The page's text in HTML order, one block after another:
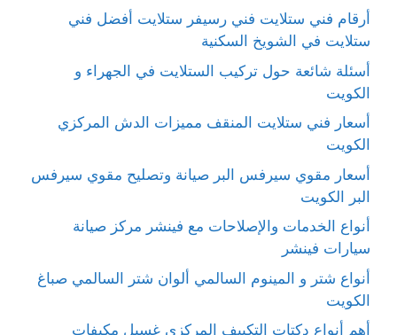
أرقام فني ستلايت فني رسيفر ستلايت أفضل فني
ستلايت في الشويخ السكنية
أسئلة شائعة حول تركيب الستلايت في الجهراء و
الكويت
أسعار فني ستلايت المنقف مميزات الدش المركزي
الكويت
أسعار مقوي سيرفس البر صيانة وتصليح مقوي سيرفس
البر الكويت
أنواع الخدمات والإصلاحات مع فينشر مركز صيانة
سيارات فينشر
أنواع شتر و المينوم السالمي ألوان شتر السالمي صباغ
الكويت
أهم أنواع دكتات التكييف المركزي غسيل مكيفات